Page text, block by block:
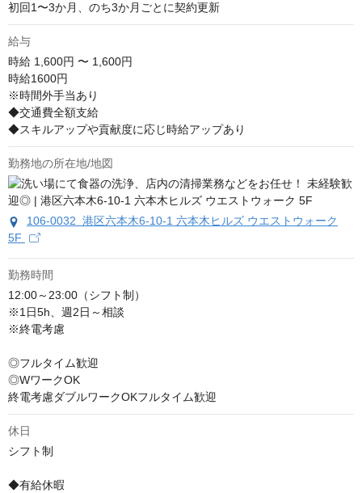
初回1〜3か月、のち3か月ごとに契約更新
給与
時給 1,600円 〜 1,600円
時給1600円
※時間外手当あり
◆交通費全額支給
◆スキルアップや貢献度に応じ時給アップあり
勤務地の所在地/地図
106-0032 港区六本木6-10-1 六本木ヒルズ ウエストウォーク
5F
勤務時間
12:00～23:00（シフト制）
※1日5h、週2日～相談
※終電考慮
◎フルタイム歓迎
◎WワークOK
終電考慮ダブルワークOKフルタイム歓迎
休日
シフト制
◆有給休暇